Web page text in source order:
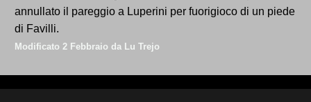
annullato il pareggio a Luperini per fuorigioco di un piede
di Favilli.
Modificato 2 Febbraio da Lu Trejo